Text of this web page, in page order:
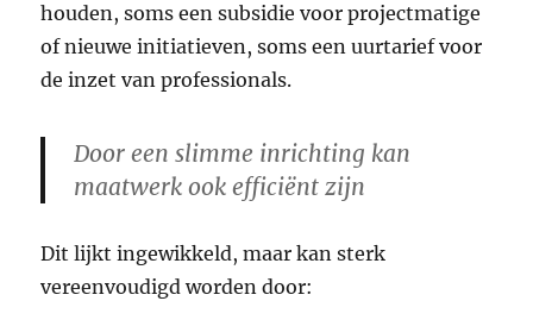
houden, soms een subsidie voor projectmatige
of nieuwe initiatieven, soms een uurtarief voor
de inzet van professionals.
Door een slimme inrichting kan
maatwerk ook efficiënt zijn
Dit lijkt ingewikkeld, maar kan sterk
vereenvoudigd worden door: